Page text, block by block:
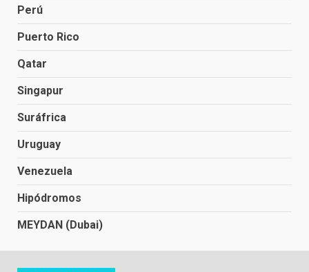
Perú
Puerto Rico
Qatar
Singapur
Suráfrica
Uruguay
Venezuela
Hipódromos
MEYDAN (Dubai)